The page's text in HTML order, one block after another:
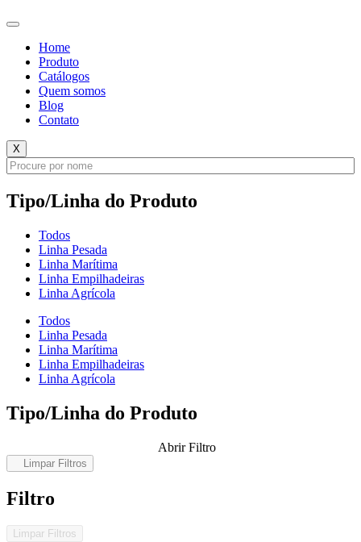
Home
Produto
Catálogos
Quem somos
Blog
Contato
X
Tipo/Linha do Produto
Todos
Linha Pesada
Linha Marítima
Linha Empilhadeiras
Linha Agrícola
Todos
Linha Pesada
Linha Marítima
Linha Empilhadeiras
Linha Agrícola
Tipo/Linha do Produto
Abrir Filtro
Limpar Filtros
Filtro
Limpar Filtros